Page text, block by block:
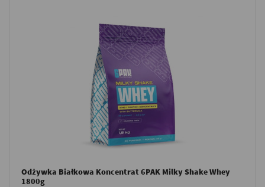
Odżywka Białkowa Koncentrat 6PAK Milky Shake Whey
1800g